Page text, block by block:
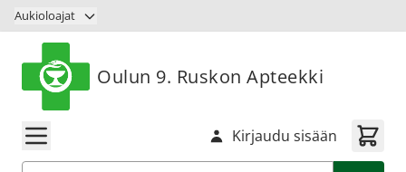
Siirry sisältöön
Aukioloajat
Oulun 9. Ruskon Apteekki
Kirjaudu sisään